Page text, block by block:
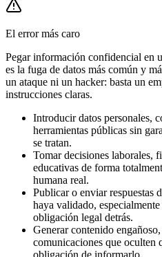
El error más caro
Pegar información confidencial en
es la fuga de datos más común y
un ataque ni un hacker: basta un
instrucciones claras.
Introducir datos personales,
herramientas públicas sin
se tratan.
Tomar decisiones laborales,
educativas de forma
humana real.
Publicar o enviar respuestas
haya validado,
obligación legal detrás.
Generar contenido
comunicaciones que oculten